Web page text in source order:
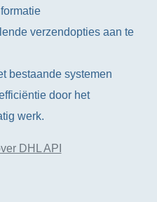
verzendopties aan te
bestaande systemen
door het
werk.
DHL API